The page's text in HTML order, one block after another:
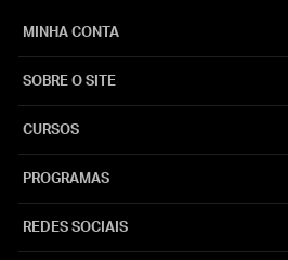
MINHA CONTA
SOBRE O SITE
CURSOS
PROGRAMAS
REDES SOCIAIS